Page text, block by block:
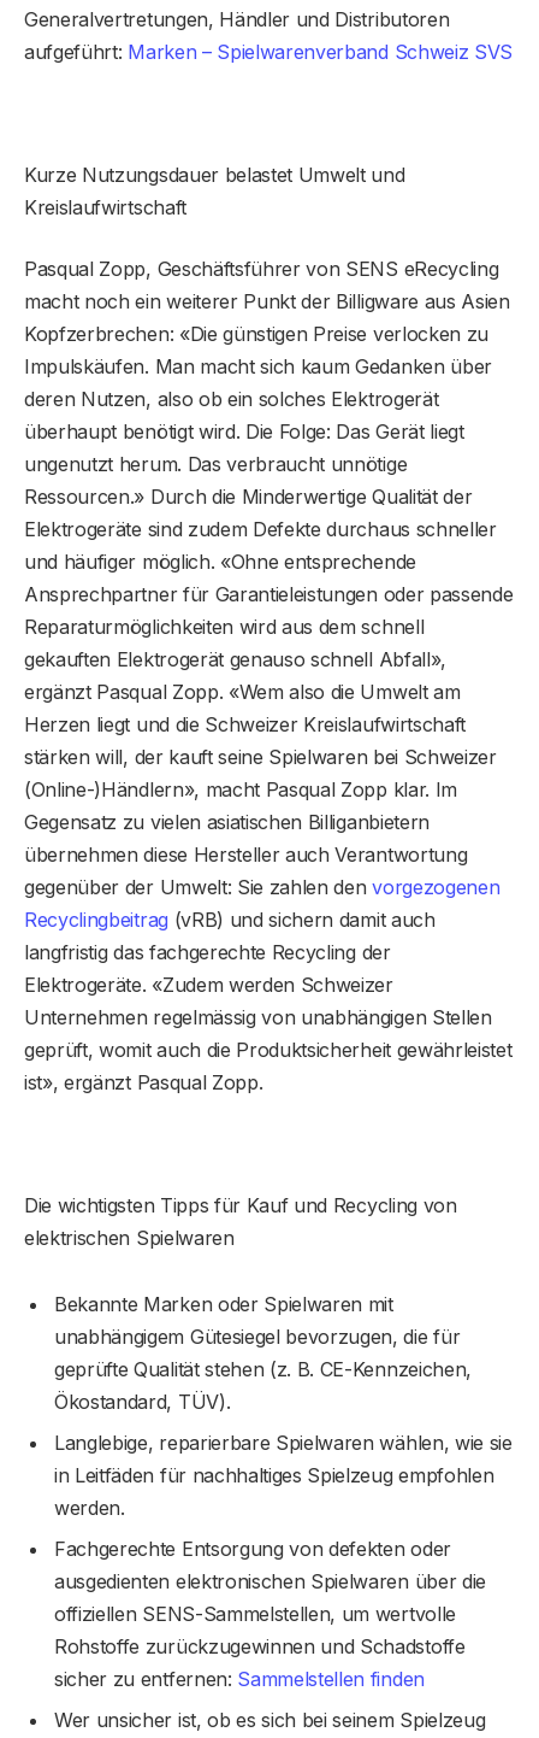
Generalvertretungen, Händler und Distributoren
aufgeführt: Marken – Spielwarenverband Schweiz SVS
Kurze Nutzungsdauer belastet Umwelt und
Kreislaufwirtschaft
Pasqual Zopp, Geschäftsführer von SENS eRecycling
macht noch ein weiterer Punkt der Billigware aus Asien
Kopfzerbrechen: «Die günstigen Preise verlocken zu
Impulskäufen. Man macht sich kaum Gedanken über
deren Nutzen, also ob ein solches Elektrogerät
überhaupt benötigt wird. Die Folge: Das Gerät liegt
ungenutzt herum. Das verbraucht unnötige
Ressourcen.» Durch die Minderwertige Qualität der
Elektro­geräte sind zudem Defekte durchaus schneller
und häufiger möglich. «Ohne entsprechende
Ansprech­partner für Garantieleistungen oder passende
Reparaturmöglichkeiten wird aus dem schnell
gekauften Elektrogerät genauso schnell Abfall»,
ergänzt Pasqual Zopp. «Wem also die Umwelt am
Herzen liegt und die Schweizer Kreislaufwirtschaft
stärken will, der kauft seine Spielwaren bei Schweizer
(Online-)Händ­lern», macht Pasqual Zopp klar. Im
Gegensatz zu vielen asiatischen Billiganbietern
übernehmen diese Hersteller auch Verantwortung
gegenüber der Umwelt: Sie zahlen denvorgezogenen
Recyclingbeitrag (vRB) und sichern damit auch
langfristig das fachgerechte Recycling der
Elektrogeräte. «Zudem werden Schweizer
Unternehmen regelmässig von unabhängigen Stellen
geprüft, womit auch die Produktsicherheit gewährleistet
ist», ergänzt Pasqual Zopp.
Die wichtigsten Tipps für Kauf und Recycling von
elektrischen Spielwaren
Bekannte Marken oder Spielwaren mit
unabhängigem Gütesiegel bevorzugen, die für
geprüfte Qualität stehen (z. B. CE-Kennzeichen,
Ökostandard, TÜV).
Langlebige, reparierbare Spielwaren wählen, wie sie
in Leitfäden für nachhaltiges Spielzeug empfohlen
werden.
Fachgerechte Entsorgung von defekten oder
ausgedienten elektronischen Spielwaren über die
offiziellen SENS-Sammelstellen, um wertvolle
Rohstoffe zurückzugewinnen und Schadstoffe
sicher zu entfernen: Sammelstellen finden
Wer unsicher ist, ob es sich bei seinem Spielzeug